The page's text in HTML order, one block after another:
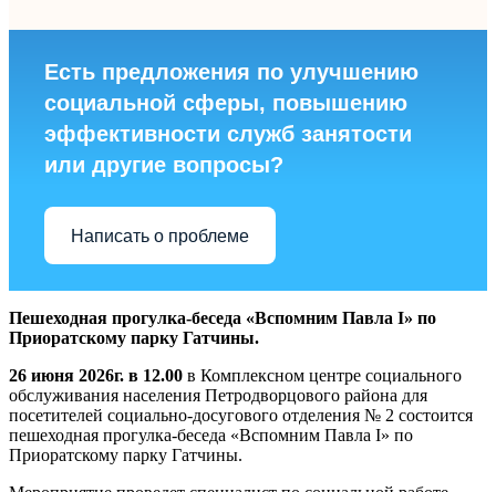
Есть предложения по улучшению
социальной сферы, повышению
эффективности служб занятости
или другие вопросы?
Написать о проблеме
Пешеходная прогулка-беседа «Вспомним Павла I» по
Приоратскому парку Гатчины.
26 июня 2026г. в 12.00 в Комплексном центре социального
обслуживания населения Петродворцового района для
посетителей социально-досугового отделения № 2 состоится
пешеходная прогулка-беседа «Вспомним Павла I» по
Приоратскому парку Гатчины.